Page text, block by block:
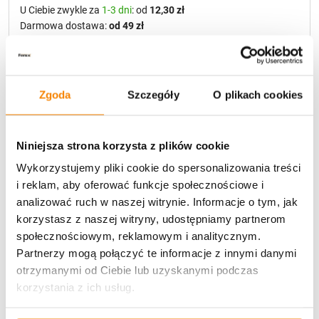
Zgoda Szczegóły O plikach cookies
Niniejsza strona korzysta z plików cookie
Wykorzystujemy pliki cookie do spersonalizowania treści
i reklam, aby oferować funkcje społecznościowe i
analizować ruch w naszej witrynie. Informacje o tym, jak
korzystasz z naszej witryny, udostępniamy partnerom
społecznościowym, reklamowym i analitycznym.
Partnerzy mogą połączyć te informacje z innymi danymi
otrzymanymi od Ciebie lub uzyskanymi podczas
korzystania z ich usług.
Potrzebujesz większą ilość? Zapraszamy do naszej
Przejdź do hurtowni B2B
U Ciebie zwykle za 1-3 dni: od 12,30 zł
Darmowa dostawa:od 49 zł
Specyfikacja